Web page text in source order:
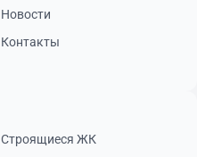
Новости
Контакты
Строящиеся ЖК